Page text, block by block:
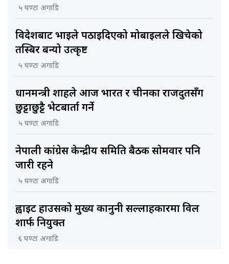
५ घण्टा अगाडि
विदेशबाट भाइले पठाइदिएको मोबाइलले खिचेको
तस्बिर बन्यो उत्कृष्ट
५ घण्टा अगाडि
प्रधानमन्त्री शाहले आज भारत र चीनका राजदुतसँग
छुट्टाछुट्टै भेटबार्ता गर्ने
५ घण्टा अगाडि
नेपाली कांग्रेस केन्द्रीय समिति बैठक साेमवार पनि
जारी रहने
५ घण्टा अगाडि
ह्वाइट हाउसको मुख्य कानुनी सल्लाहकारमा विल
शार्फ नियुक्त
६ घण्टा अगाडि